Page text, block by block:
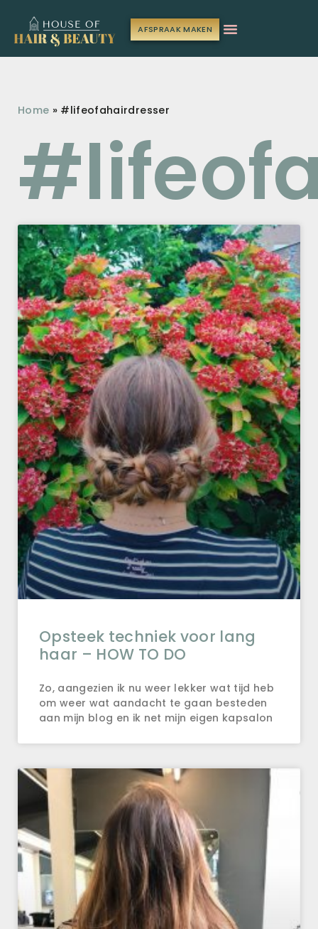
AFSPRAAK MAKEN
Home » #lifeofahairdresser
Opsteek techniek voor lang
haar – HOW TO DO
Zo, aangezien ik nu weer lekker wat tijd heb
om weer wat aandacht te gaan besteden
aan mijn blog en ik net mijn eigen kapsalon